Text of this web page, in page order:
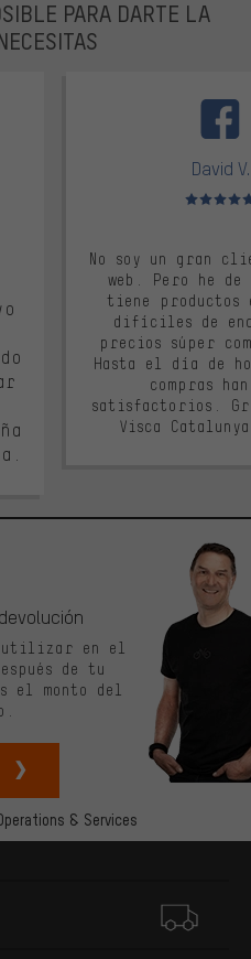
PARA DARTE LA
David V.
Valoración
No soy un gran
web. Pero he
tiene productos
difíciles de
precios súper
Hasta el día de
compras
satisfactorios.
Visca
& Services
utilizar en el
de tu
el monto del